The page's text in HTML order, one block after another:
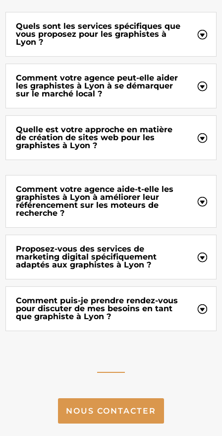
Quels sont les services spécifiques que
vous proposez pour les graphistes à
Lyon ?
Comment votre agence peut-elle aider
les graphistes à Lyon à se démarquer
sur le marché local ?
Quelle est votre approche en matière
de création de sites web pour les
graphistes à Lyon ?
Comment votre agence aide-t-elle les
graphistes à Lyon à améliorer leur
référencement sur les moteurs de
recherche ?
Proposez-vous des services de
marketing digital spécifiquement
adaptés aux graphistes à Lyon ?
Comment puis-je prendre rendez-vous
pour discuter de mes besoins en tant
que graphiste à Lyon ?
NOUS CONTACTER